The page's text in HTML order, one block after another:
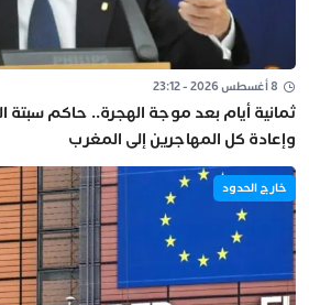
8 أغسطس 2026 - 23:12
ثمانية أيام بعد موجة الهجرة.. حاكم سبتة
وإعادة كل المهاجرين إلى المغرب
خارج الحدود